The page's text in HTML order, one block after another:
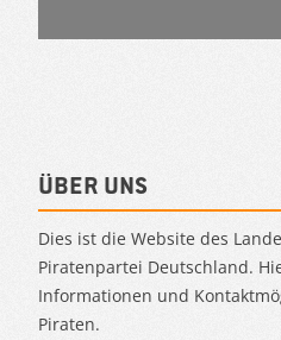
Über uns
Dies ist die Website des
Piratenpartei Deutschland.
Informationen und
Piraten.